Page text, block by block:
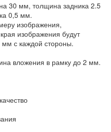
30 мм, толщина задника 2.5
0,5 мм.
изображения,
изображения будут
с каждой стороны.
вложения в рамку до 2 мм.